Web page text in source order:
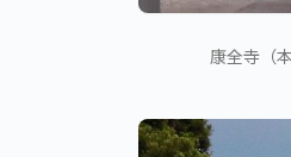
康全寺（